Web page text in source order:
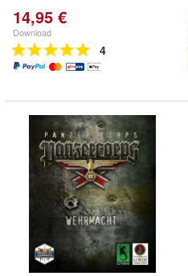
14,95 €
Download
4